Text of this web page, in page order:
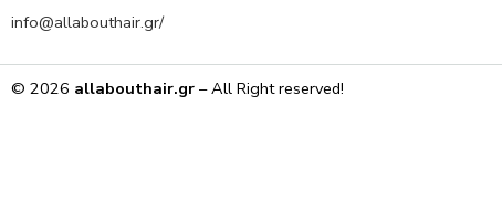
info@allabouthair.gr/
© 2026 allabouthair.gr – All Right reserved!